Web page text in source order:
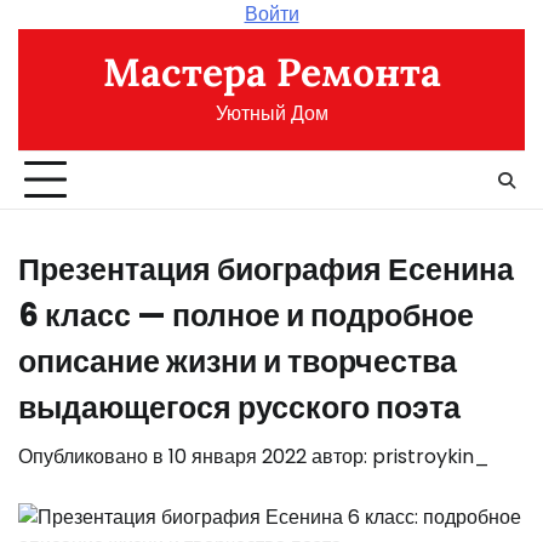
содержимому
Войти
Мастера Ремонта
Уютный Дом
Презентация биография Есенина
6 класс — полное и подробное
описание жизни и творчества
выдающегося русского поэта
Опубликовано в 10 января 2022автор: pristroykin_